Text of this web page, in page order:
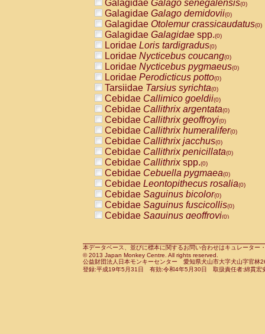
(0)
AtelidaeAteles geoffroyi(0)
AtelidaeAteles paniscus(0)
AtelidaeAtelesspp.(0)
Atelidae Lagothrix lagothricha
AtelidaeLagothrix lagothricha cana
PitheciidaeCacajao calvus
PitheciidaeCallicebus cupreus
PitheciidaeCallicebus donacophilus
PitheciidaeCallicebus moloch
PitheciidaeCallicebus torquatus
PitheciidaeCallicebusspp.(0)
PitheciidaeChiropotes satanas(0)
PitheciidaePithecia monachus
PitheciidaePithecia pithecia(0)
CercopithecidaeCercocebus agilis
CercopithecidaeCercocebus
CercopithecidaeCercocebus
CercopithecidaeCercocebus
CercopithecidaeCercocebus
CercopithecidaeCercocebushybrid
CercopithecidaePapio anubis(0)
CercopithecidaePapio cynocephalus
CercopithecidaePapio hamadryas(0)
Galagidae Galago senegalensis(0)
Galagidae Galago demidovii(0)
Galagidae Otolemur crassicaudatus(0)
Galagidae Galagidae spp.(0)
Loridae Loris tardigradus(0)
Loridae Nycticebus coucang(0)
Loridae Nycticebus pygmaeus(0)
Loridae Perodicticus potto(0)
Tarsiidae Tarsius syrichta(0)
Cebidae Callimico goeldii(0)
Cebidae Callithrix argentata(0)
Cebidae Callithrix geoffroyi(0)
Cebidae Callithrix humeralifer(0)
Cebidae Callithrix jacchus(0)
Cebidae Callithrix penicillata(0)
Cebidae Callithrixspp.(0)
Cebidae Cebuella pygmaea(0)
Cebidae Leontopithecus rosalia(0)
Cebidae Saguinus bicolor(0)
Cebidae Saguinus fuscicollis(0)
Cebidae Saguinus geoffroyi(0)
CebidaeSaguinus leucopus(0)
CebidaeSaguinus midas(0)
Cebidae Saguinus mystax(0)
本データベース、並びに標本に関するお問い合わせはキュレータ
© 2013 Japan Monkey Centre. All rights reserved.
公益財団法人日本モンキーセンター 愛知県犬山市大字犬山字官
登録:平成19年5月31日 有効:令和4年5月30日 取扱責任者:綿貫宏